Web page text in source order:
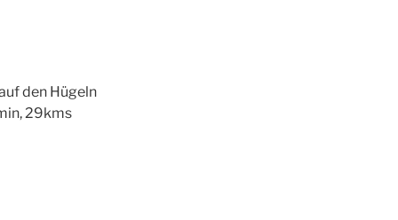
den Hügeln
29kms